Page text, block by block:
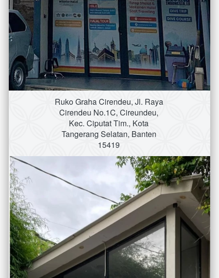
Ruko Graha Cirendeu, Jl. Raya
Cirendeu No.1C, Cireundeu,
Kec. Ciputat Tim., Kota
Tangerang Selatan, Banten
15419